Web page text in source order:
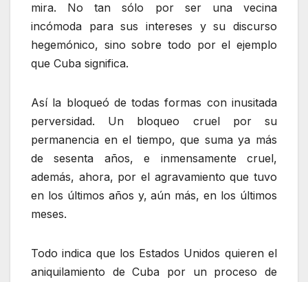
mira. No tan sólo por ser una vecina
incómoda para sus intereses y su discurso
hegemónico, sino sobre todo por el ejemplo
que Cuba significa.
Así la bloqueó de todas formas con inusitada
perversidad. Un bloqueo cruel por su
permanencia en el tiempo, que suma ya más
de sesenta años, e inmensamente cruel,
además, ahora, por el agravamiento que tuvo
en los últimos años y, aún más, en los últimos
meses.
Todo indica que los Estados Unidos quieren el
aniquilamiento de Cuba por un proceso de